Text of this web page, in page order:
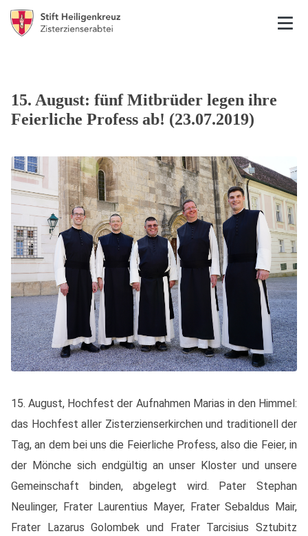
15. August: fünf Mitbrüder legen ihre
Feierliche Profess ab! (23.07.2019)
15. August, Hochfest der Aufnahmen Marias in den Himmel:
das Hochfest aller Zisterzienserkirchen und traditionell der
Tag, an dem bei uns die Feierliche Profess, also die Feier, in
der Mönche sich endgültig an unser Kloster und unsere
Gemeinschaft binden, abgelegt wird. Pater Stephan
Neulinger, Frater Laurentius Mayer, Frater Sebaldus Mair,
Frater Lazarus Golombek und Frater Tarcisius Sztubitz